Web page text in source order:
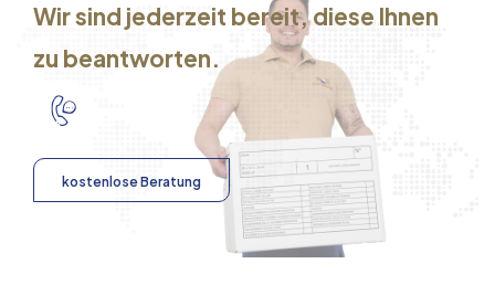
Wir sind jederzeit bereit, diese Ihnen
zu beantworten.
kostenlose Beratung